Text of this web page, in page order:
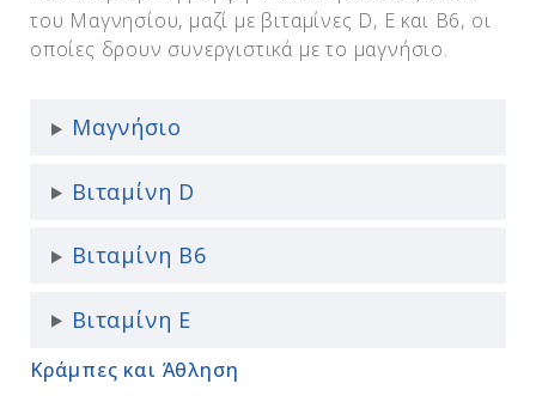
του Μαγνησίου, μαζί με βιταμίνες D, Ε και Β6, οι
οποίες δρουν συνεργιστικά με το μαγνήσιο.
Μαγνήσιο
Βιταμίνη D
Βιταμίνη Β6
Βιταμίνη Ε
Κράμπες και Άθληση